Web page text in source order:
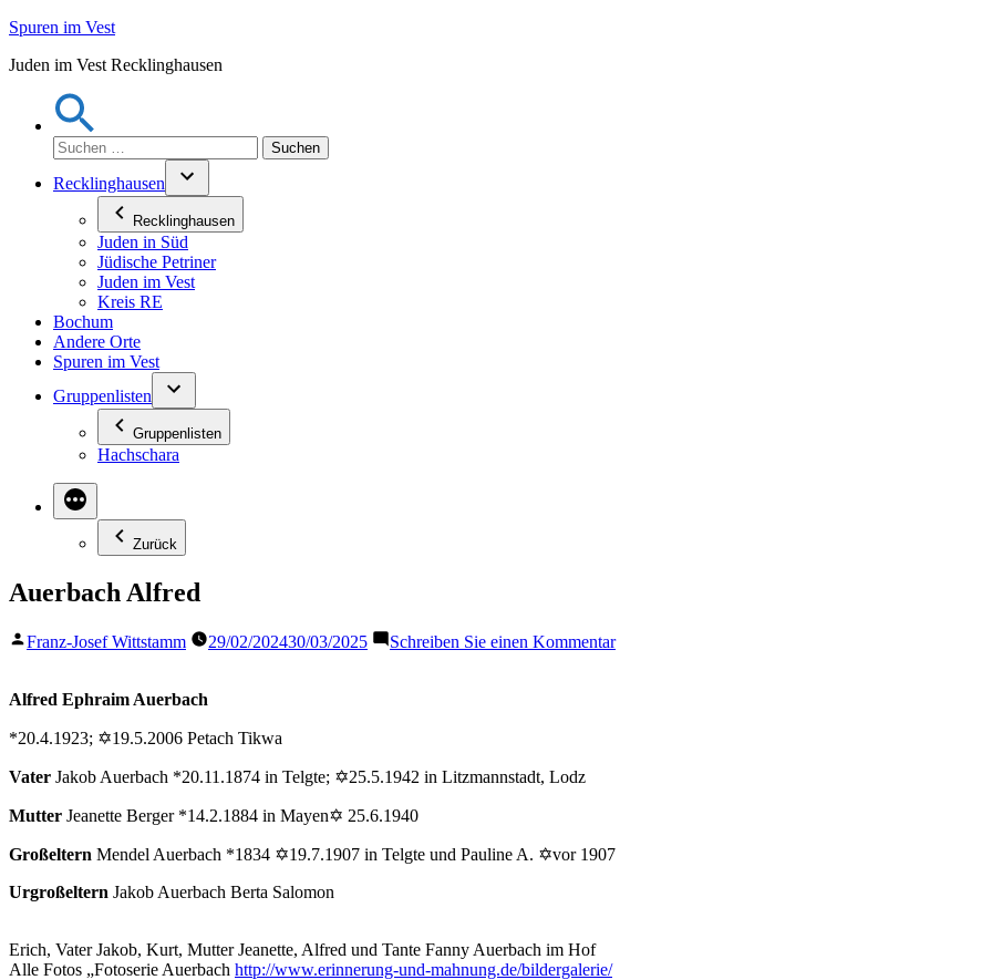
Zum
springen
Spuren im Vest
Juden im Vest Recklinghausen
Suchen
nach:
Recklinghausen
Recklinghausen
Juden in Süd
Jüdische Petriner
Juden im Vest
Kreis RE
Bochum
Andere Orte
Spuren im Vest
Gruppenlisten
Gruppenlisten
Hachschara
Zurück
Auerbach Alfred
Veröffentlicht
Franz-Josef Wittstamm 29/02/202430/03/2025 Schreiben Sie einen Kommentarzu
Alfred Ephraim Auerbach
*20.4.1923; ✡19.5.2006 Petach Tikwa
Vater Jakob Auerbach *20.11.1874 in Telgte; ✡25.5.1942 in Litzmannstadt, Lodz
Mutter Jeanette Berger *14.2.1884 in Mayen✡ 25.6.1940
Großeltern Mendel Auerbach *1834 ✡19.7.1907 in Telgte und Pauline A. ✡vor 1907
Urgroßeltern Jakob Auerbach Berta Salomon
Erich, Vater Jakob, Kurt, Mutter Jeanette, Alfred und Tante Fanny Auerbach im Hof
Alle Fotos „Fotoserie Auerbach http://www.erinnerung-und-mahnung.de/bildergalerie/